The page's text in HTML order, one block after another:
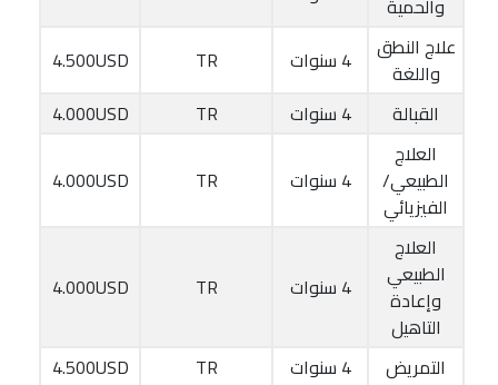
والحمية
علاج النطق
واللغة
4 سنوات TR
4.500USD
القبالة
4 سنوات TR
4.000USD
العلاج
الطبيعي/
الفيزيائي
4 سنوات TR
4.000USD
العلاج
الطبيعي
وإعادة
التاهيل
4 سنوات TR
4.000USD
التمريض 4 سنوات TR
4.500USD